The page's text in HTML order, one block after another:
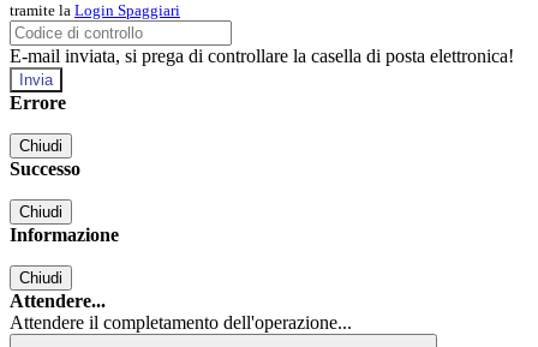
tramite la Login Spaggiari
E-mail inviata, si prega di controllare la casella di posta elettronica!
Errore
Chiudi
Successo
Chiudi
Informazione
Chiudi
Attendere...
Attendere il completamento dell'operazione...